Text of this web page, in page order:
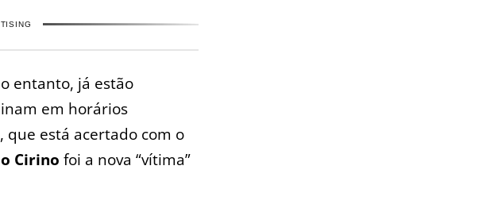
entanto, já estão
em horários
, que está acertado com o
Cirino foi a nova “vítima”